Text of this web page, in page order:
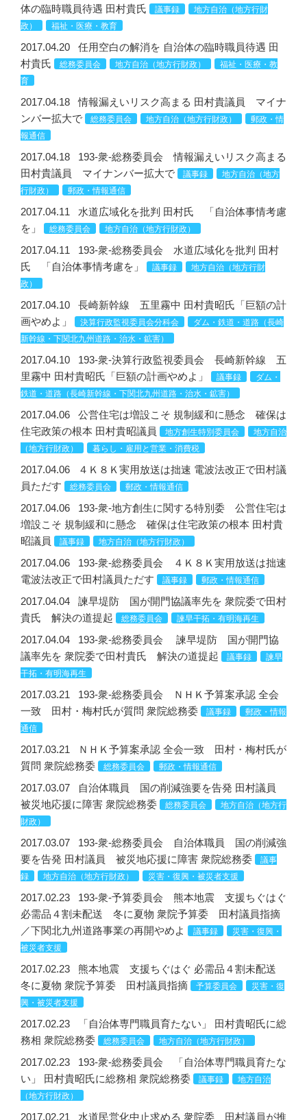
体の臨時職員待遇 田村貴氏 議事録
地方自治（地方行財
政）
福祉・医療・教育
2017.04.20
任用空白の解消を 自治体の臨時職員待遇 田
村貴氏
総務委員会 地方自治（地方行財政）
福祉・医療・教
育
2017.04.18
情報漏えいリスク高まる 田村貴議員 マイナ
ンバー拡大で
総務委員会 地方自治（地方行財政）
郵政・情
報通信
2017.04.18
193-衆-総務委員会 情報漏えいリスク高まる
田村貴議員 マイナンバー拡大で
議事録
地方自治（地方
行財政）
郵政・情報通信
2017.04.11
水道広域化を批判 田村氏 「自治体事情考慮
を」
総務委員会 地方自治（地方行財政）
2017.04.11
193-衆-総務委員会 水道広域化を批判 田村
氏 「自治体事情考慮を」
議事録
地方自治（地方行財
政）
2017.04.10
長崎新幹線 五里霧中 田村貴昭氏「巨額の計
画やめよ」
決算行政監視委員会分科会
ダム・鉄道・道路（長崎
新幹線・下関北九州道路・治水・鉱害）
2017.04.10
193‐衆-決算行政監視委員会 長崎新幹線 五
里霧中 田村貴昭氏「巨額の計画やめよ」
議事録
ダム・
鉄道・道路（長崎新幹線・下関北九州道路・治水・鉱害）
2017.04.06
公営住宅は増設こそ 規制緩和に懸念 確保は
住宅政策の根本 田村貴昭議員
地方創生特別委員会
地方自治
（地方行財政）
暮らし・雇用と営業・消費税
2017.04.06
４Ｋ８Ｋ実用放送は拙速 電波法改正で田村議
員ただす
総務委員会 郵政・情報通信
2017.04.06
193-衆-地方創生に関する特別委 公営住宅は
増設こそ 規制緩和に懸念 確保は住宅政策の根本 田村貴
昭議員
議事録 地方自治（地方行財政）
2017.04.06
193-衆-総務委員会 ４Ｋ８Ｋ実用放送は拙速
電波法改正で田村議員ただす
議事録 郵政・情報通信
2017.04.04
諫早堤防 国が開門協議率先を 衆院委で田村
貴氏 解決の道提起
総務委員会 諫早干拓・有明海再生
2017.04.04
193-衆-総務委員会 諫早堤防 国が開門協
議率先を 衆院委で田村貴氏 解決の道提起
議事録
諫早
干拓・有明海再生
2017.03.21
193-衆-総務委員会 ＮＨＫ予算案承認 全会
一致 田村・梅村氏が質問 衆院総務委
議事録
郵政・情報
通信
2017.03.21
ＮＨＫ予算案承認 全会一致 田村・梅村氏が
質問 衆院総務委
総務委員会 郵政・情報通信
2017.03.07
自治体職員 国の削減強要を告発 田村議員
被災地応援に障害 衆院総務委
総務委員会
地方自治（地方行
財政）
2017.03.07
193-衆-総務委員会 自治体職員 国の削減強
要を告発 田村議員 被災地応援に障害 衆院総務委
議事
録
地方自治（地方行財政） 災害・復興・被災者支援
2017.02.23
193-衆-予算委員会 熊本地震 支援ちぐはぐ
必需品４割未配送 冬に夏物 衆院予算委 田村議員指摘
／下関北九州道路事業の再開やめよ
議事録
災害・復興・
被災者支援
2017.02.23
熊本地震 支援ちぐはぐ 必需品４割未配送
冬に夏物 衆院予算委 田村議員指摘
予算委員会
災害・復
興・被災者支援
2017.02.23
「自治体専門職員育たない」 田村貴昭氏に総
務相 衆院総務委
総務委員会 地方自治（地方行財政）
2017.02.23
193-衆-総務委員会 「自治体専門職員育たな
い」 田村貴昭氏に総務相 衆院総務委
議事録
地方自治
（地方行財政）
2017.02.21
水道民営化中止求める 衆院委 田村議員が推